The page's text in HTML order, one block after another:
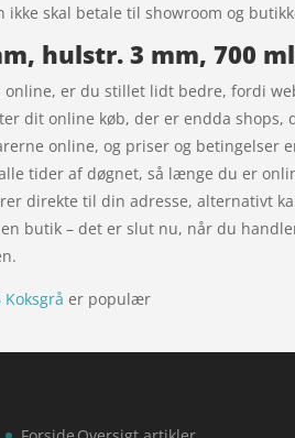
skal betale til showroom og
hulstr. 3 mm, 700
er du stillet lidt bedre, fordi
dit online køb, der er endda
online, og priser og
tider af døgnet, så længe du er
direkte til din adresse, alternativt
butik – det er slut nu, når du
er populær